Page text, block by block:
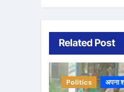
Related Post
Politics अपना